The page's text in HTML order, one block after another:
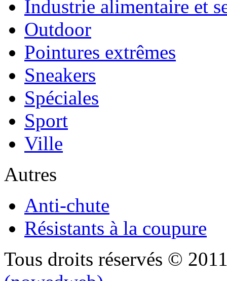
Industrie alimentaire et
Outdoor
Pointures extrêmes
Sneakers
Spéciales
Sport
Ville
Autres
Anti-chute
Résistants à la coupure
Tous droits réservés ©